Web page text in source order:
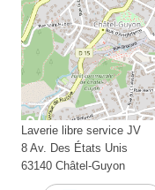
Laverie libre service JV
8 Av. Des États Unis
63140 Châtel-Guyon